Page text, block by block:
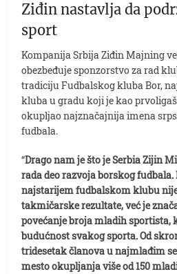
Ziđin nastavlja da
sport
Kompanija Srbija Ziđin Majning
obezbeđuje sponzorstvo za rad
tradiciju Fudbalskog kluba Bor,
kluba u gradu koji je kao
okupljao najznačajnija imena
fudbala.
“Drago nam je što je Serbia Zijin
rada deo razvoja borskog
najstarijem fudbalskom klubu
takmičarske rezultate, već je
povećanje broja mladih sportista,
budućnost svakog sporta. Od
tridesetak članova u najmlađim
mesto okupljanja više od 150